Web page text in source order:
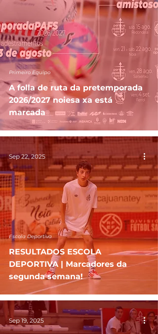
A folla de ruta da pretemporada
2026/2027 noiesa xa está
marcada
Primeiro Equipo
RESULTADOS ESCOLA
DEPORTIVA | Marcadores da
segunda semana!
Escola Deportiva
Sep 22, 2025
Sep 19, 2025